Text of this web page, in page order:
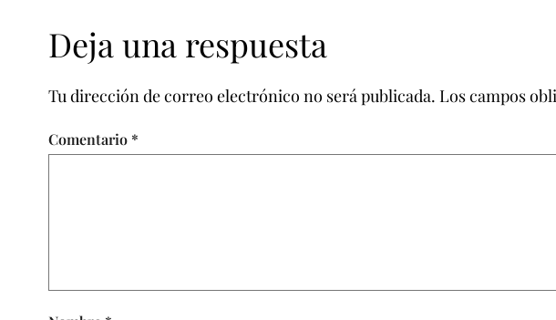
Deja una respuesta
Tu dirección de correo electrónico no será publicada. Los campos
Comentario *